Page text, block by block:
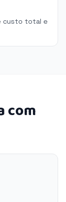
custo total e
com